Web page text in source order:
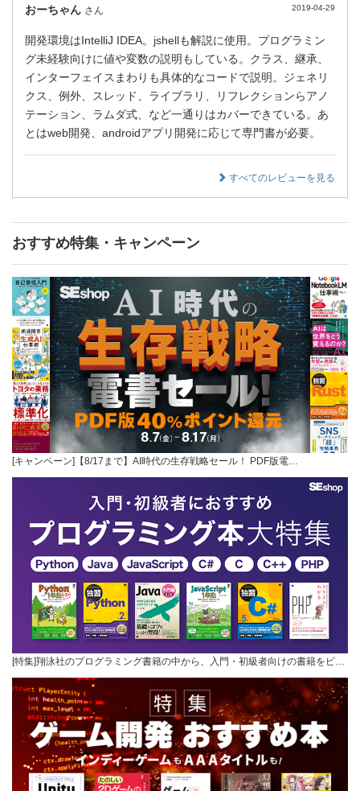
おーちゃん さん 2019-04-29
開発環境はIntelliJ IDEA。jshellも解説に使用。プログラミン
グ未経験向けに値や変数の説明もしている。クラス、継承、
インターフェイスまわりも具体的なコードで説明。ジェネリ
クス、例外、スレッド、ライブラリ、リフレクションらアノ
テーション、ラムダ式、など一通りはカバーできている。あ
とはweb開発、androidアプリ開発に応じて専門書が必要。
すべてのレビューを見る
おすすめ特集・キャンペーン
[キャンペーン]【8/17まで】AI時代の生存戦略セール！ PDF版電…
[特集]翔泳社のプログラミング書籍の中から、入門・初級者向けの書籍をピ…